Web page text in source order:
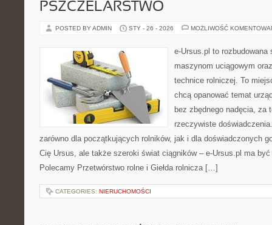
PSZCZELARSTWO
POSTED BY ADMIN STY - 26 - 2026 MOŻLIWOŚĆ
e-Ursus.pl to rozbudowana
maszynom uciągowym
technice rolniczej. To
chcą opanować temat
bez zbędnego nadęcia, za
rzeczywiste
zarówno dla początkujących rolników, jak i dla doświadczonych
Cię Ursus, ale także szeroki świat ciągników – e-Ursus.pl ma
Polecamy Przetwórstwo rolne i Giełda rolnicza […]
CATEGORIES: NIERUCHOMOŚCI